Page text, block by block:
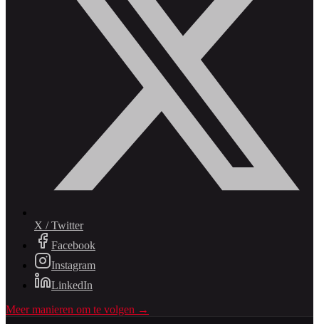
X / Twitter
Facebook
Instagram
LinkedIn
Meer manieren om te volgen →